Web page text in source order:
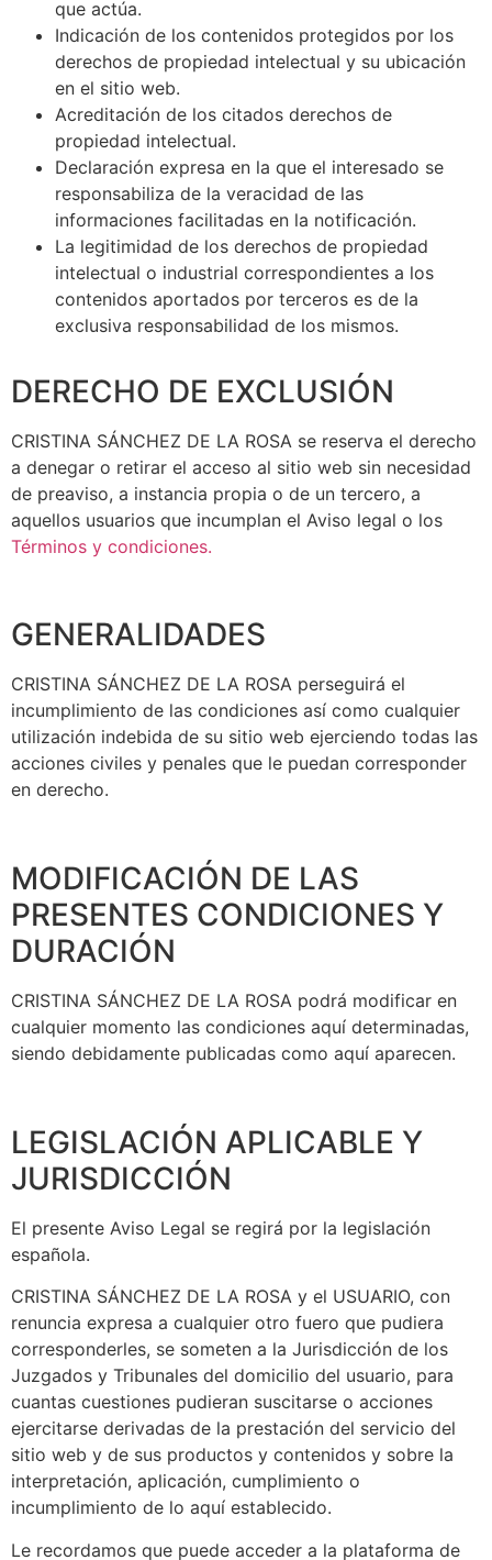
que actúa.
Indicación de los contenidos protegidos por los
derechos de propiedad intelectual y su ubicación
en el sitio web.
Acreditación de los citados derechos de
propiedad intelectual.
Declaración expresa en la que el interesado se
responsabiliza de la veracidad de las
informaciones facilitadas en la notificación.
La legitimidad de los derechos de propiedad
intelectual o industrial correspondientes a los
contenidos aportados por terceros es de la
exclusiva responsabilidad de los mismos.
DERECHO DE EXCLUSIÓN
CRISTINA SÁNCHEZ DE LA ROSA se reserva el derecho
a denegar o retirar el acceso al sitio web sin necesidad
de preaviso, a instancia propia o de un tercero, a
aquellos usuarios que incumplan el Aviso legal o los
Términos y condiciones.
GENERALIDADES
CRISTINA SÁNCHEZ DE LA ROSA perseguirá el
incumplimiento de las condiciones así como cualquier
utilización indebida de su sitio web ejerciendo todas las
acciones civiles y penales que le puedan corresponder
en derecho.
MODIFICACIÓN DE LAS
PRESENTES CONDICIONES Y
DURACIÓN
CRISTINA SÁNCHEZ DE LA ROSA podrá modificar en
cualquier momento las condiciones aquí determinadas,
siendo debidamente publicadas como aquí aparecen.
LEGISLACIÓN APLICABLE Y
JURISDICCIÓN
El presente Aviso Legal se regirá por la legislación
española.
CRISTINA SÁNCHEZ DE LA ROSA y el USUARIO, con
renuncia expresa a cualquier otro fuero que pudiera
corresponderles, se someten a la Jurisdicción de los
Juzgados y Tribunales del domicilio del usuario, para
cuantas cuestiones pudieran suscitarse o acciones
ejercitarse derivadas de la prestación del servicio del
sitio web y de sus productos y contenidos y sobre la
interpretación, aplicación, cumplimiento o
incumplimiento de lo aquí establecido.
Le recordamos que puede acceder a la plataforma de